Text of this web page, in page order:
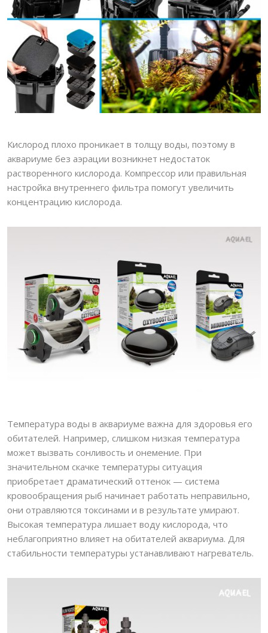
Кислород плохо проникает в толщу воды, поэтому в
аквариуме без аэрации возникнет недостаток
растворенного кислорода. Компрессор или правильная
настройка внутреннего фильтра помогут увеличить
концентрацию кислорода.
Температура воды в аквариуме важна для здоровья его
обитателей. Например, слишком низкая температура
может вызвать сонливость и онемение. При
значительном скачке температуры ситуация
приобретает драматический оттенок — система
кровообращения рыб начинает работать неправильно,
они отравляются токсинами и в результате умирают.
Высокая температура лишает воду кислорода, что
неблагоприятно влияет на обитателей аквариума. Для
стабильности температуры устанавливают нагреватель.